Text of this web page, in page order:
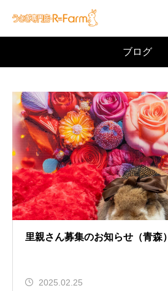
ブログ
里親さん募集のお知らせ（青森）
2025.02.25